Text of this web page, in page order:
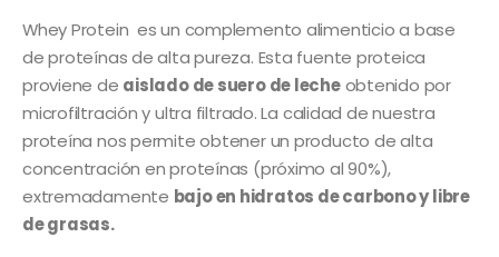
Whey Protein es un complemento alimenticio a base
de proteínas de alta pureza. Esta fuente proteica
proviene de aislado de suero de lecheobtenido por
microfiltración y ultra filtrado. La calidad de nuestra
proteína nos permite obtener un producto de alta
concentración en proteínas (próximo al 90%),
extremadamente bajo en hidratos de carbono y libre
de grasas.